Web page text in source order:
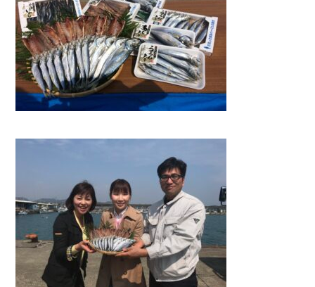
採用について
Instagram